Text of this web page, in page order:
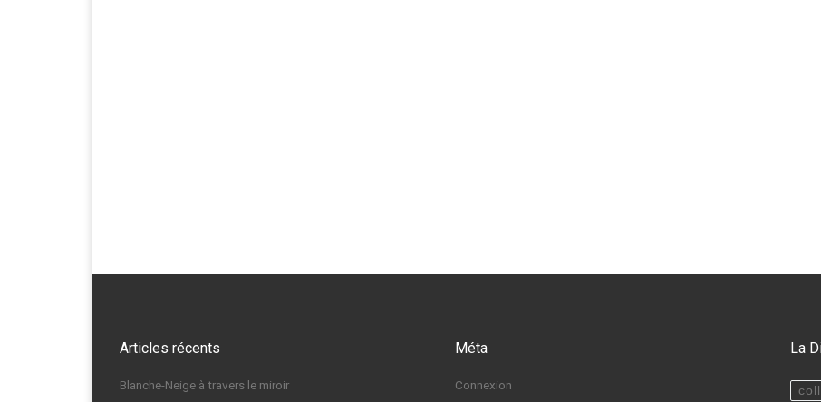
Articles récents
Blanche-Neige à travers le miroir
Méta
Connexion
La